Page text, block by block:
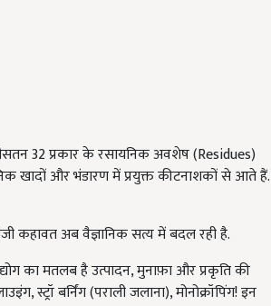
32 प्रकार के रसायनिक अवशेष (Residues)
खादों और भंडारण में प्रयुक्त कीटनाशकों से आते हैं.
कहावत अब वैज्ञानिक सत्य में बदल रही है.
का मतलब है उत्पादन, मुनाफ़ा और प्रकृति की
स्ट्रॉ बर्निंग (पराली जलाना), मोनोक्रॉपिंग! इन